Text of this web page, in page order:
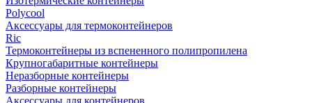
Polycool
Аксессуары для термоконтейнеров
Ric
Термоконтейнеры из вспененного полипропилена
Крупногабаритные контейнеры
Неразборные контейнеры
Разборные контейнеры
Аксессуары для контейнеров